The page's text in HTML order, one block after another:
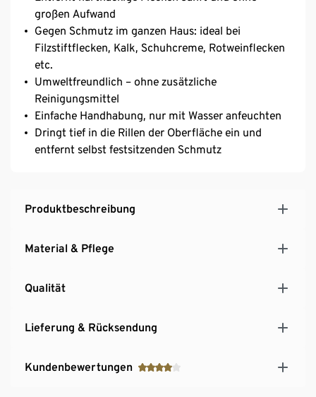
großen Aufwand
Gegen Schmutz im ganzen Haus: ideal bei
Filzstiftflecken, Kalk, Schuhcreme, Rotweinflecken
etc.
Umweltfreundlich – ohne zusätzliche
Reinigungsmittel
Einfache Handhabung, nur mit Wasser anfeuchten
Dringt tief in die Rillen der Oberfläche ein und
entfernt selbst festsitzenden Schmutz
Produktbeschreibung
Material & Pflege
Qualität
Lieferung & Rücksendung
Kundenbewertungen